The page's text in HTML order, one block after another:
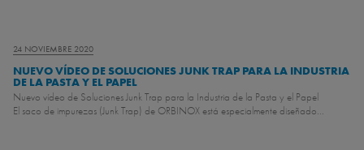
24 NOVIEMBRE 2020
NUEVO VÍDEO DE SOLUCIONES JUNK TRAP PARA LA INDUSTRIA
DE LA PASTA Y EL PAPEL
Nuevo vídeo de Soluciones Junk Trap para la Industria de la Pasta y el Papel
El saco de impurezas (Junk Trap) de ORBINOX está especialmente diseñado...